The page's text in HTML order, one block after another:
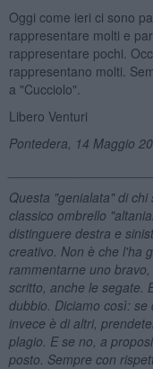
Oggi come ieri ci sono
rappresentare molti e
rappresentare pochi.
rappresentano molti.
a "Cucciolo".
Libero Venturi
Pontedera, 14 Maggio
Questa "genialata" di
classico ombrello
distinguere destra e
creativo. Non è che l'ha
rammentarne uno
scritto, anche le segate.
dubbio. Diciamo così:
invece è di altri,
plagio. E se no, a
posto. Sempre con